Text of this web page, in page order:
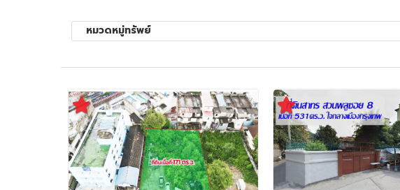
หมวดหมู่ทรัพย์